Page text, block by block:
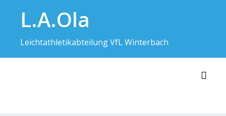
contentL.A.Ola
Leichtathletikabteilung VfL Winterbach